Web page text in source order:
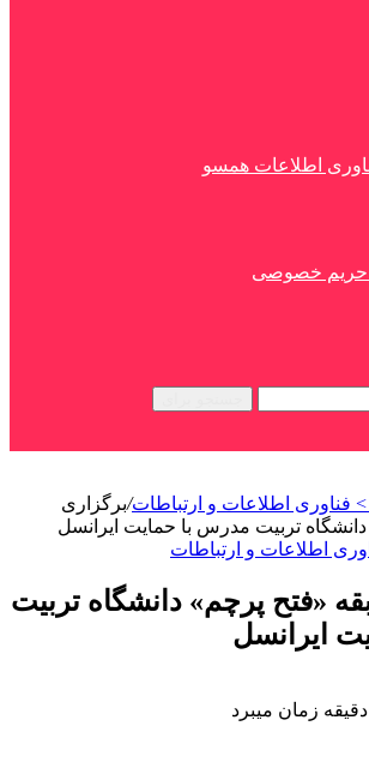
اطلاعات همسو
خصوصی
فناوری اطلاعات و ارتباطات/برگزاری
تربیت مدرس با حمایت ایرانسل
اطلاعات و ارتباطات
«فتح پرچم» دانشگاه تربیت
ایرانسل